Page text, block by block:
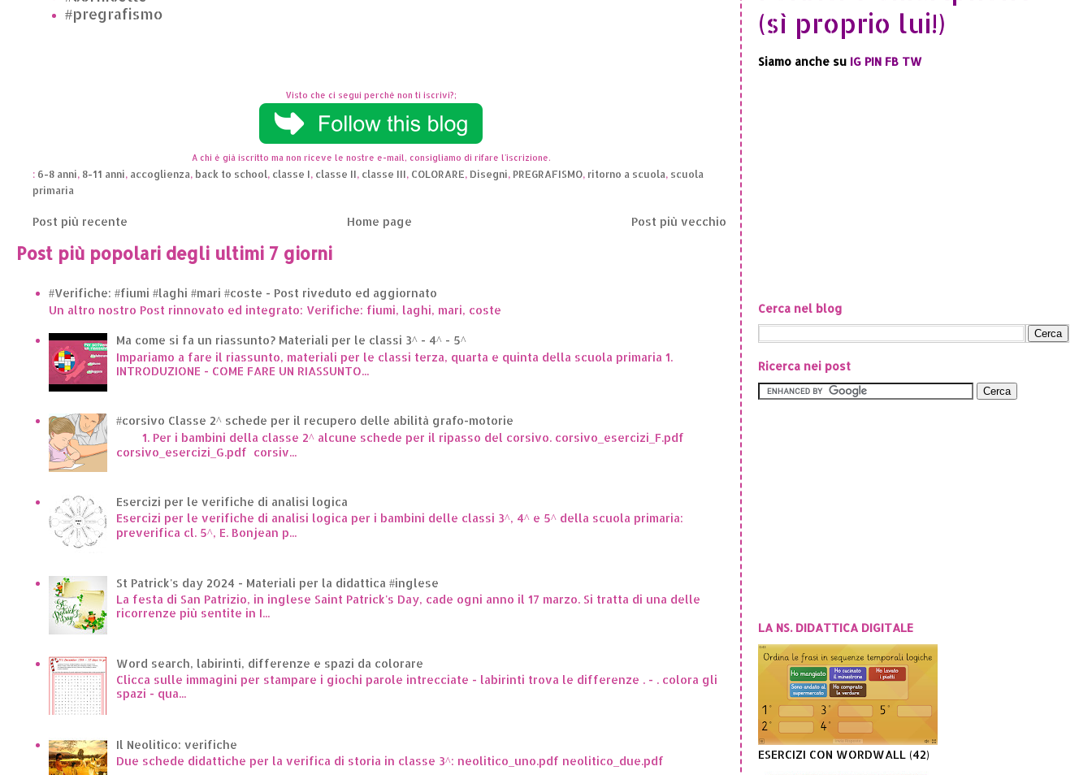
#pregrafismo
Visto che ci segui perchè non ti iscrivi?;
A chi è già iscritto ma non riceve le nostre e-mail, consigliamo di rifare l'iscrizione.
: 6-8 anni, 8-11 anni, accoglienza, back to school, classe I, classe II, classe III, COLORARE, Disegni, PREGRAFISMO, ritorno a scuola, scuola
primaria
Post più recente Post più vecchio
Home page
Post più popolari degli ultimi 7 giorni
#Verifiche: #fiumi #laghi #mari #coste - Post riveduto ed aggiornato
Un altro nostro Post rinnovato ed integrato: Verifiche: fiumi, laghi, mari, coste
Ma come si fa un riassunto? Materiali per le classi 3^ - 4^ - 5^
Impariamo a fare il riassunto, materiali per le classi terza, quarta e quinta della scuola primaria 1.
INTRODUZIONE - COME FARE UN RIASSUNTO...
#corsivo Classe 2^ schede per il recupero delle abilità grafo-motorie
1. Per i bambini della classe 2^ alcune schede per il ripasso del corsivo. corsivo_esercizi_F.pdf
corsivo_esercizi_G.pdf corsiv...
Esercizi per le verifiche di analisi logica
Esercizi per le verifiche di analisi logica per i bambini delle classi 3^, 4^ e 5^ della scuola primaria:
preverifica cl. 5^, E. Bonjean p...
St Patrick's day 2024 - Materiali per la didattica #inglese
La festa di San Patrizio, in inglese Saint Patrick's Day, cade ogni anno il 17 marzo. Si tratta di una delle
ricorrenze più sentite in I...
Word search, labirinti, differenze e spazi da colorare
Clicca sulle immagini per stampare i giochi parole intrecciate - labirinti trova le differenze . - . colora gli
spazi - qua...
Il Neolitico: verifiche
Due schede didattiche per la verifica di storia in classe 3^: neolitico_uno.pdf neolitico_due.pdf
(sì proprio lui!)
Siamo anche su IG PIN FB TW
Cerca nel blog
Ricerca nei post
LA NS. DIDATTICA DIGITALE
ESERCIZI CON WORDWALL (42)